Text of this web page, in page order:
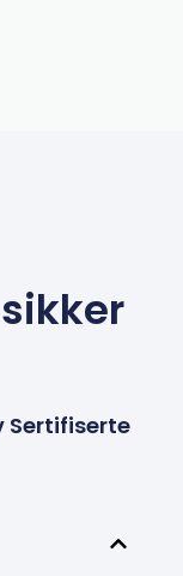
Sertifiserte